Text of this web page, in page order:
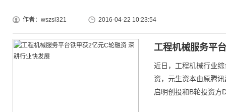
作者：wszsl321 2016-04-22 10:23:54
工程机械服务平
近日，工程机械行业
资，元生资本由原腾
启明创投和B轮投资方